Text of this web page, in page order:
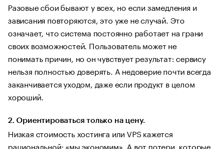
Разовые сбои бывают у всех, но если замедления и
зависания повторяются, это уже не случай. Это
означает, что система постоянно работает на грани
своих возможностей. Пользователь может не
понимать причин, но он чувствует результат: сервису
нельзя полностью доверять. А недоверие почти всегда
заканчивается уходом, даже если продукт в целом
хороший.
2. Ориентироваться только на цену.
Низкая стоимость хостинга или VPS кажется
рациональной: «мы экономим». А вот потери, которые